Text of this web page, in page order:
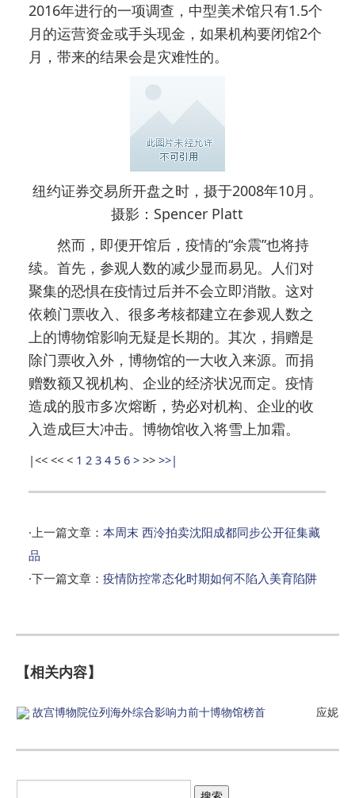
2016年进行的一项调查，中型美术馆只有1.5个
月的运营资金或手头现金，如果机构要闭馆2个
月，带来的结果会是灾难性的。
纽约证券交易所开盘之时，摄于2008年10月。
摄影：Spencer Platt
然而，即便开馆后，疫情的“余震”也将持
续。首先，参观人数的减少显而易见。人们对
聚集的恐惧在疫情过后并不会立即消散。这对
依赖门票收入、很多考核都建立在参观人数之
上的博物馆影响无疑是长期的。其次，捐赠是
除门票收入外，博物馆的一大收入来源。而捐
赠数额又视机构、企业的经济状况而定。疫情
造成的股市多次熔断，势必对机构、企业的收
入造成巨大冲击。博物馆收入将雪上加霜。
|<< << < 1 2 3 4 5 6 > >> >>|
·上一篇文章： 本周末 西泠拍卖沈阳成都同步公开征集藏
品
·下一篇文章： 疫情防控常态化时期如何不陷入美育陷阱
【相关内容】
故宫博物院位列海外综合影响力前十博物馆榜首 应妮